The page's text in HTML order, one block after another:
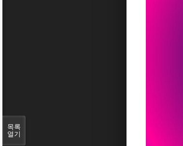
목록
열기